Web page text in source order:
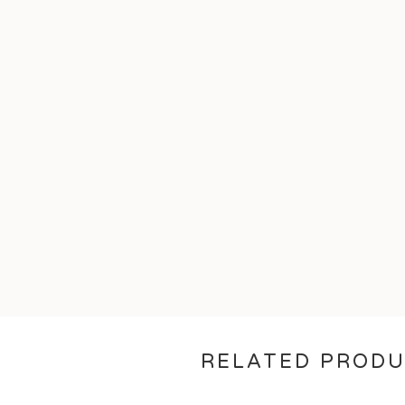
RELATED